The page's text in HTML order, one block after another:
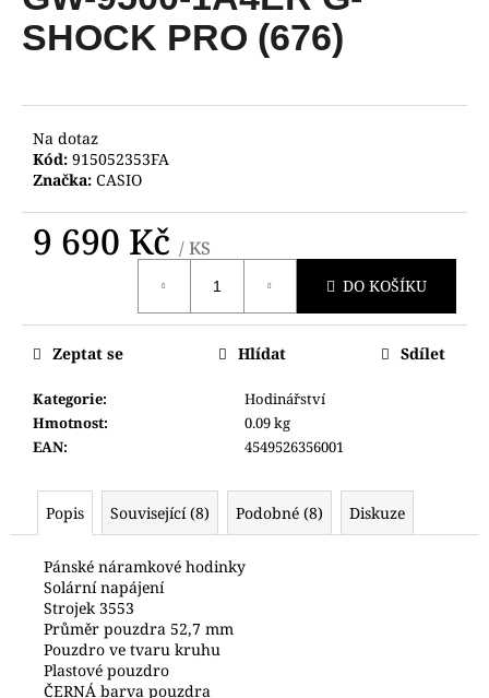
0,0
z
SHOCK PRO (676)
Na dotaz
Kód: 915052353FA
Značka: CASIO
9 690 Kč / KS
DO KOŠÍKU
Kategorie:
Hodinářství
Hmotnost:
0.09 kg
EAN: 4549526356001
Zeptat se Hlídat Sdílet
Popis Související (8) Podobné (8) Diskuze
Pánské náramkové hodinky
Solární napájení
Strojek 3553
Průměr pouzdra 52,7 mm
Pouzdro ve tvaru kruhu
Plastové pouzdro
ČERNÁ barva pouzdra
a
j
t
?
HLEDAT
D
p
o
j
HODINKY